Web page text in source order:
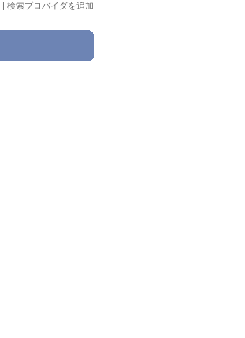
| 検索プロバイダを追加